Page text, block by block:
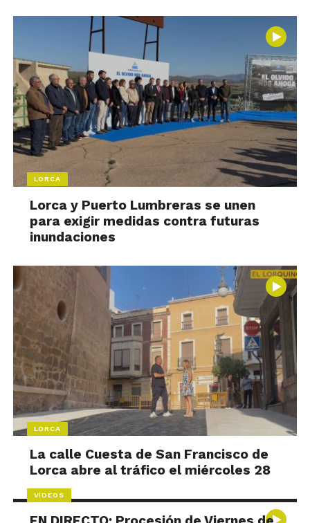
LORCA
Lorca y Puerto Lumbreras se unen
para exigir medidas contra futuras
inundaciones
LORCA
La calle Cuesta de San Francisco de
Lorca abre al tráfico el miércoles 28
VÍDEOS